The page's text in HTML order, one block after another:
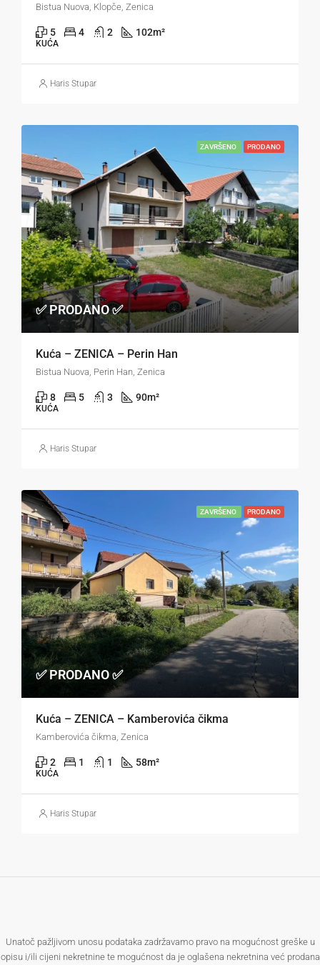
Bistua Nuova, Klopče, Zenica
5 4 2 102m²
KUĆA
Haris Stupar
ZAVRŠENO PRODANO
✅ PRODANO ✅
Kuća – ZENICA – Perin Han
Bistua Nuova, Perin Han, Zenica
8 5 3 90m²
KUĆA
Haris Stupar
ZAVRŠENO PRODANO
✅ PRODANO ✅
Kuća – ZENICA – Kamberovića čikma
Kamberovića čikma, Zenica
2 1 1 58m²
KUĆA
Haris Stupar
Unatoč pažljivom unosu podataka zadržavamo pravo na mogućnost greške u
opisu i/ili cijeni nekretnine te mogućnost da je oglašena nekretnina već prodana